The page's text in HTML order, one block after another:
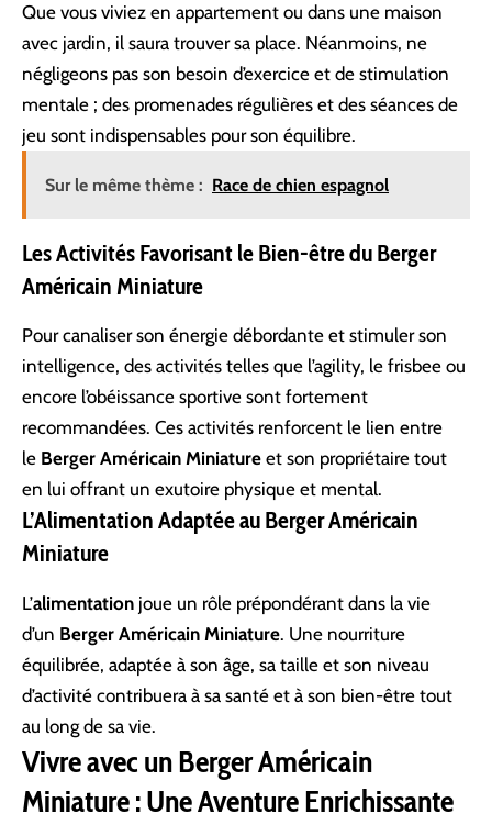
Que vous viviez en appartement ou dans une maison
avec jardin, il saura trouver sa place. Néanmoins, ne
négligeons pas son besoin d’exercice et de stimulation
mentale ; des promenades régulières et des séances de
jeu sont indispensables pour son équilibre.
Sur le même thème : Race de chien espagnol
Les Activités Favorisant le Bien-être du Berger
Américain Miniature
Pour canaliser son énergie débordante et stimuler son
intelligence, des activités telles que l’agility, le frisbee ou
encore l’obéissance sportive sont fortement
recommandées. Ces activités renforcent le lien entre
le Berger Américain Miniature et son propriétaire tout
en lui offrant un exutoire physique et mental.
L’Alimentation Adaptée au Berger Américain
Miniature
L’alimentation joue un rôle prépondérant dans la vie
d’un Berger Américain Miniature. Une nourriture
équilibrée, adaptée à son âge, sa taille et son niveau
d’activité contribuera à sa santé et à son bien-être tout
au long de sa vie.
Vivre avec un Berger Américain
Miniature : Une Aventure Enrichissante